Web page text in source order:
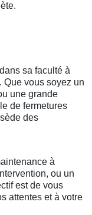
sa faculté à
Que vous soyez un
une grande
de fermetures
des
à
ou un
est de vous
attentes et à votre